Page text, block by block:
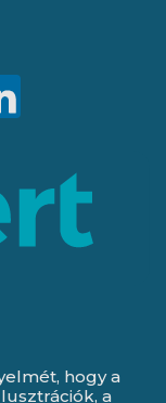
hogy a
a